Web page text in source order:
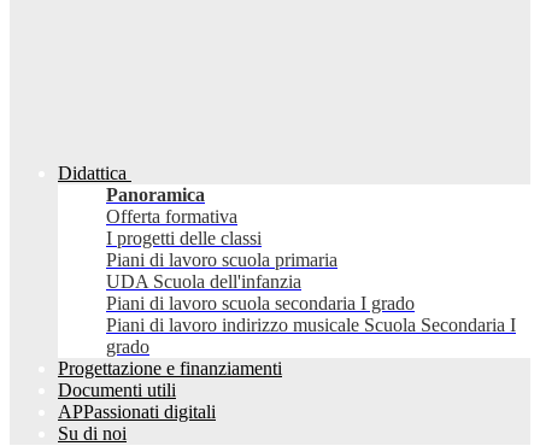
Didattica
Panoramica
Offerta formativa
I progetti delle classi
Piani di lavoro scuola primaria
UDA Scuola dell'infanzia
Piani di lavoro scuola secondaria I grado
Piani di lavoro indirizzo musicale Scuola Secondaria I
grado
Progettazione e finanziamenti
Documenti utili
APPassionati digitali
Su di noi